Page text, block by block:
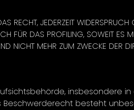
RECHT, JEDERZEIT
FÜR DAS PROFILING, SOWEIT ES
NICHT MEHR ZUM ZWECKE DER
insbesondere
Beschwerderecht besteht